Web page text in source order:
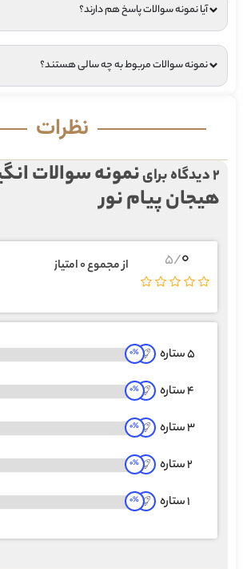
آیا نمونه سوالات پاسخ هم دارند؟
نمونه سوالات مربوط به چه سالی هستند؟
نظرات
2 دیدگاه برای نمونه سوالات
هیجان پیام نور
0
/5 از مجموع 0 امتیاز
5 ستاره 0%
4 ستاره 0%
3 ستاره 0%
2 ستاره 0%
1 ستاره 0%